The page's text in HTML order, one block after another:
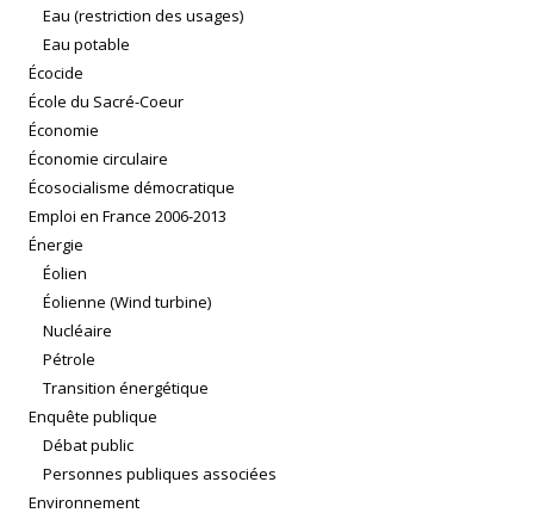
Eau (restriction des usages)
Eau potable
Écocide
École du Sacré-Coeur
Économie
Économie circulaire
Écosocialisme démocratique
Emploi en France 2006-2013
Énergie
Éolien
Éolienne (Wind turbine)
Nucléaire
Pétrole
Transition énergétique
Enquête publique
Débat public
Personnes publiques associées
Environnement